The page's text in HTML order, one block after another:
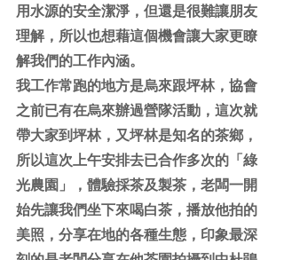
用水源的安全潔淨，但還是很難讓朋友
理解，所以也想藉這個機會讓大家更瞭
解我們的工作內涵。
我工作常跑的地方是烏來跟坪林，協會
之前已有在烏來辦過營隊活動，這次就
帶大家到坪林，又坪林是知名的茶鄉，
所以這次上午安排去已合作多次的「綠
光農園」，體驗採茶及製茶，老闆一開
始先讓我們坐下來喝白茶，播放他拍的
美照，分享在地的各種生態，印象最深